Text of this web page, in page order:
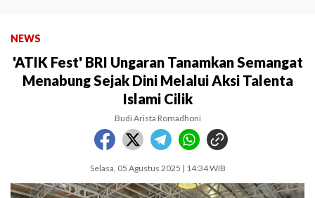
NEWS
'ATIK Fest' BRI Ungaran Tanamkan Semangat
Menabung Sejak Dini Melalui Aksi Talenta
Islami Cilik
Budi Arista Romadhoni
Selasa, 05 Agustus 2025 | 14:34 WIB